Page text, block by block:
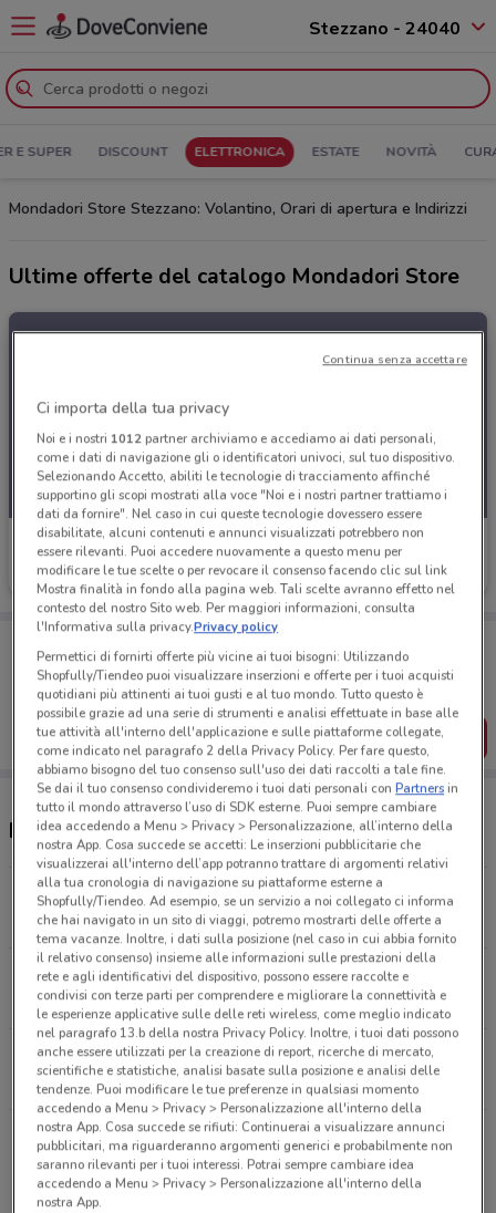
Stezzano - 24040
E SUPER DISCOUNT ELETTRONICA ESTATE NOVITÀ
Mondadori Store Stezzano: Volantino, Orari di apertura e Indirizzi
Ultime offerte del catalogo Mondadori Store
Mondadori Store
Scade il 23/08 4.7 km
Porta DoveConviene sempre con te!
Puoi trovare le migliori offerte dei negozi vicino a te,
salvarle e creare la tua lista del risparmio, comodamente
dal tuo cellulare.
SCARICA L’APP
Negozi Mondadori Store a Stezzano
Via Str. Regia, 4 Mapello
9.7 km
APERTO
Via Enrico Berlinguer, 48 Cornate D'adda
14.2 km
APERTO
Via Collegio Manzoni, 50 Merate
19.1 km
APERTO
Strada Padana Superiore, 154 Bellinzago
Lombardo
19.4 km
APERTO
Ci importa della tua privacy
Noi e i nostri 1012partner archiviamo e accediamo ai dati personali,
come i dati di navigazione gli o identificatori univoci, sul tuo dispositivo.
Selezionando Accetto, abiliti le tecnologie di tracciamento affinché
supportino gli scopi mostrati alla voce "Noi e i nostri partner trattiamo i
dati da fornire". Nel caso in cui queste tecnologie dovessero essere
disabilitate, alcuni contenuti e annunci visualizzati potrebbero non
essere rilevanti. Puoi accedere nuovamente a questo menu per
modificare le tue scelte o per revocare il consenso facendo clic sul link
Mostra finalità in fondo alla pagina web. Tali scelte avranno effetto nel
contesto del nostro Sito web. Per maggiori informazioni, consulta
l'Informativa sulla privacy.Privacy policy
Permettici di fornirti offerte più vicine ai tuoi bisogni: Utilizzando
Shopfully/Tiendeo puoi visualizzare inserzioni e offerte per i tuoi acquisti
quotidiani più attinenti ai tuoi gusti e al tuo mondo. Tutto questo è
possibile grazie ad una serie di strumenti e analisi effettuate in base alle
tue attività all'interno dell'applicazione e sulle piattaforme collegate,
come indicato nel paragrafo 2 della Privacy Policy. Per fare questo,
abbiamo bisogno del tuo consenso sull'uso dei dati raccolti a tale fine.
Se dai il tuo consenso condivideremo i tuoi dati personali conPartnersin
tutto il mondo attraverso l’uso di SDK esterne. Puoi sempre cambiare
idea accedendo a Menu > Privacy > Personalizzazione, all’interno della
nostra App. Cosa succede se accetti: Le inserzioni pubblicitarie che
visualizzerai all'interno dell’app potranno trattare di argomenti relativi
alla tua cronologia di navigazione su piattaforme esterne a
Shopfully/Tiendeo. Ad esempio, se un servizio a noi collegato ci informa
che hai navigato in un sito di viaggi, potremo mostrarti delle offerte a
tema vacanze. Inoltre, i dati sulla posizione (nel caso in cui abbia fornito
il relativo consenso) insieme alle informazioni sulle prestazioni della
rete e agli identificativi del dispositivo, possono essere raccolte e
condivisi con terze parti per comprendere e migliorare la connettività e
le esperienze applicative sulle delle reti wireless, come meglio indicato
nel paragrafo 13.b della nostra Privacy Policy. Inoltre, i tuoi dati possono
anche essere utilizzati per la creazione di report, ricerche di mercato,
scientifiche e statistiche, analisi basate sulla posizione e analisi delle
tendenze. Puoi modificare le tue preferenze in qualsiasi momento
accedendo a Menu > Privacy > Personalizzazione all'interno della
nostra App. Cosa succede se rifiuti: Continuerai a visualizzare annunci
pubblicitari, ma riguarderanno argomenti generici e probabilmente non
saranno rilevanti per i tuoi interessi. Potrai sempre cambiare idea
accedendo a Menu > Privacy > Personalizzazione all'interno della
nostra App.
Continua senza accettare